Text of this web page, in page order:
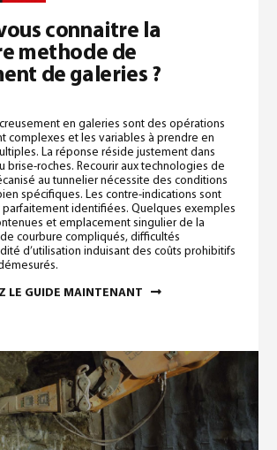
connaitre la
methode de
de galeries ?
en galeries sont des opérations
complexes et les variables à prendre en
La réponse réside justement dans
brise-roches. Recourir aux technologies de
au tunnelier nécessite des conditions
spécifiques. Les contre-indications sont
identifiées. Quelques exemples
et emplacement singulier de la
courbure compliqués, difficultés
d’utilisation induisant des coûts prohibitifs
LE GUIDE MAINTENANT